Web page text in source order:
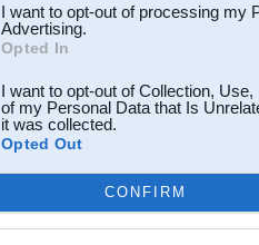
I want to opt-out of processing my
Advertising.
Opted In
I want to opt-out of Collection,
of my Personal Data that Is
it was collected.
Opted Out
CONFIRM